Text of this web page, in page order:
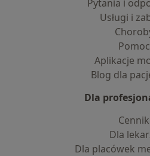
Pytania i
Usługi i
Pomoc
Aplikacje
Blog dla
Dla
Cennik
Dla
Dla placówek